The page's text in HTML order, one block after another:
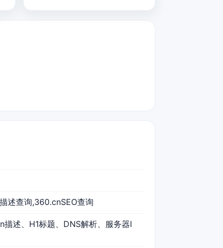
述查询,360.cnSEO查询
述、H1标题、DNS解析、服务器I